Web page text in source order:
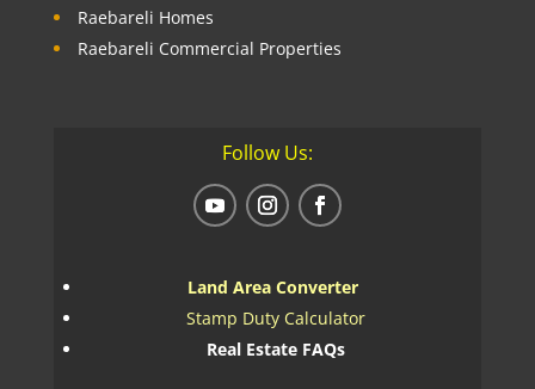
Raebareli Homes
Raebareli Commercial Properties
Follow Us:
Land Area Converter
Stamp Duty Calculator
Real Estate FAQs